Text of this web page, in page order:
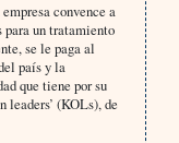
convence a
un tratamiento
se le paga al
país y la
que tiene por su
leaders’ (KOLs), de